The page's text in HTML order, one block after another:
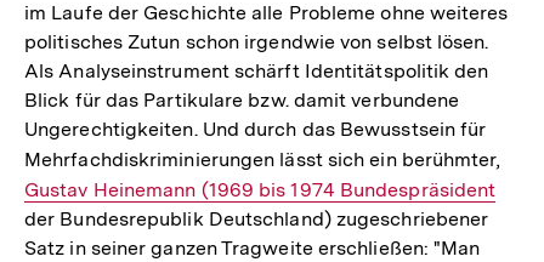
im Laufe der Geschichte alle Probleme ohne weiteres
politisches Zutun schon irgendwie von selbst lösen.
Als Analyseinstrument schärft Identitätspolitik den
Blick für das Partikulare bzw. damit verbundene
Ungerechtigkeiten. Und durch das Bewusstsein für
Mehrfachdiskriminierungen lässt sich ein berühmter,
Gustav Heinemann (1969 bis 1974 Bundespräsident
der Bundesrepublik Deutschland) zugeschriebener
Satz in seiner ganzen Tragweite erschließen: "Man